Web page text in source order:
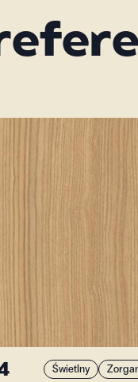
Świetlny